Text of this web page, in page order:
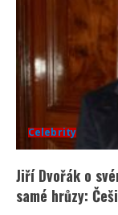
Celebrity
Jiří Dvořák o
samé hrůzy: